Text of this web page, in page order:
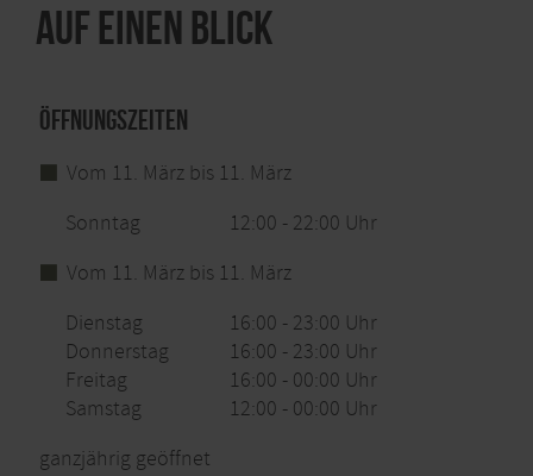
Auf einen Blick
Öffnungszeiten
Vom 11. März bis 11. März
Sonntag
12:00 - 22:00 Uhr
Vom 11. März bis 11. März
Dienstag
16:00 - 23:00 Uhr
Donnerstag
16:00 - 23:00 Uhr
Freitag
16:00 - 00:00 Uhr
Samstag
12:00 - 00:00 Uhr
ganzjährig geöffnet